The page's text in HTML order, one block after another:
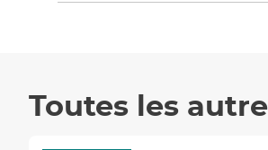
Toutes les